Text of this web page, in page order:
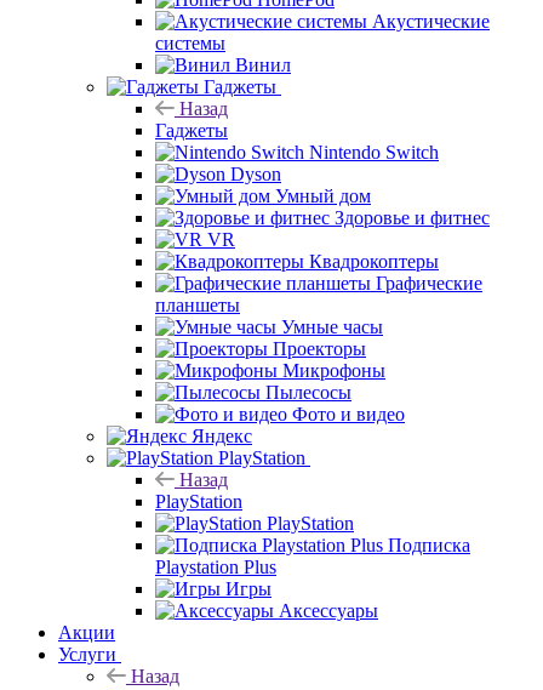
Акустические
системы
Винил
Гаджеты
Назад
Гаджеты
Nintendo Switch
Dyson
Умный дом
Здоровье и фитнес
VR
Квадрокоптеры
Графические
планшеты
Умные часы
Проекторы
Микрофоны
Пылесосы
Фото и видео
Яндекс
PlayStation
Назад
PlayStation
PlayStation
Подписка
Playstation Plus
Игры
Аксессуары
Акции
Услуги
Назад